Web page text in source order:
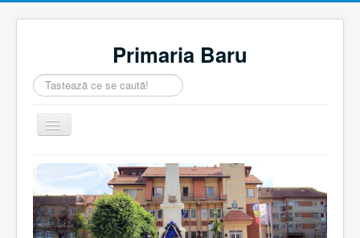
Primaria Baru
Căutare
...
Comută
navigarea
Home
Despre noi
Noutăţi